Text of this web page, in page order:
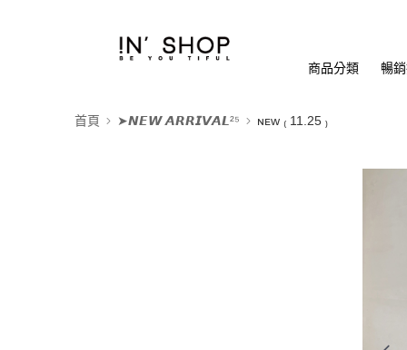
商品分類 暢
首頁 ➤𝙉𝙀𝙒 𝘼𝙍𝙍𝙄𝙑𝘼𝙇²⁵ ɴᴇᴡ ₍ 11.25 ₎